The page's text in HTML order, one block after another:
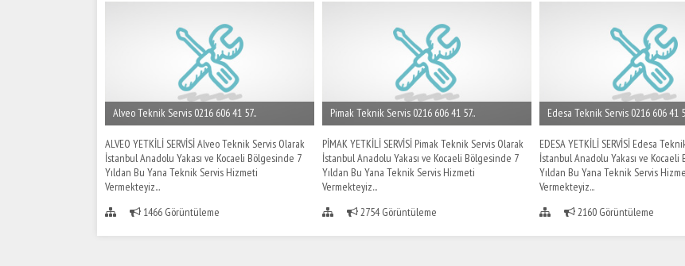
Alveo Teknik Servis 0216 606 41 57..
ALVEO YETKİLİ SERVİSİ Alveo Teknik Servis Olarak
İstanbul Anadolu Yakası ve Kocaeli Bölgesinde 7
Yıldan Bu Yana Teknik Servis Hizmeti
Vermekteyiz...
1466 Görüntüleme
Pimak Teknik Servis 0216 606 41 57..
PİMAK YETKİLİ SERVİSİ Pimak Teknik Servis Olarak
İstanbul Anadolu Yakası ve Kocaeli Bölgesinde 7
Yıldan Bu Yana Teknik Servis Hizmeti
Vermekteyiz...
2754 Görüntüleme
Edesa Teknik Servis 0216 606 41
EDESA YETKİLİ SERVİSİ Edesa
İstanbul Anadolu Yakası ve Kocaeli
Yıldan Bu Yana Teknik Servis
Vermekteyiz...
2160 Görüntüleme